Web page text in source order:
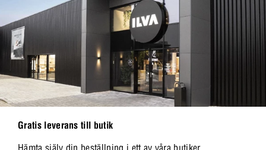
Gratis leverans till butik